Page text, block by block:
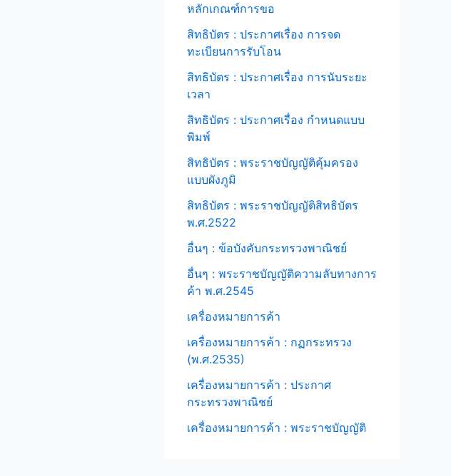
หลักเกณฑ์การขอ
สิทธิบัตร : ประกาศเรื่อง การจด
ทะเบียนการรับโอน
สิทธิบัตร : ประกาศเรื่อง การนับระยะ
เวลา
สิทธิบัตร : ประกาศเรื่อง กำหนดแบบ
พิมพ์
สิทธิบัตร : พระราชบัญญัติคุ้มครอง
แบบผังภูมิ
สิทธิบัตร : พระราชบัญญัติสิทธิบัตร
พ.ศ.2522
อื่นๆ : ข้อบังคับกระทรวงพาณิชย์
อื่นๆ : พระราชบัญญัติความลับทางการ
ค้า พ.ศ.2545
เครื่องหมายการค้า
เครื่องหมายการค้า : กฏกระทรวง
(พ.ศ.2535)
เครื่องหมายการค้า : ประกาศ
กระทรวงพาณิชย์
เครื่องหมายการค้า : พระราชบัญญัติ